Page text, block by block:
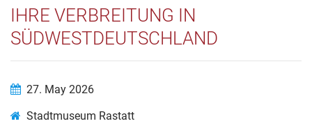
IHRE VERBREITUNG IN
SÜDWESTDEUTSCHLAND
27. May 2026
Stadtmuseum Rastatt